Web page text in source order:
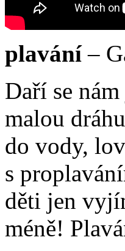
plavání–
Daří se
malou
do vody,
s
děti jen
méně!